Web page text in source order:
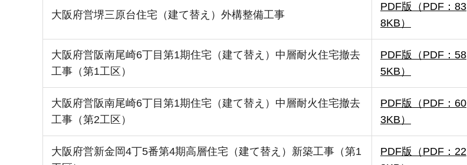
大阪府営堺三原台住宅（建て替え）外構整備工事
PDF版（PDF：83
8KB）
大阪府営阪南尾崎6丁目第1期住宅（建て替え）中層耐火住宅撤去
工事（第1工区）
PDF版（PDF：58
5KB）
大阪府営阪南尾崎6丁目第1期住宅（建て替え）中層耐火住宅撤去
工事（第2工区）
PDF版（PDF：60
3KB）
大阪府営新金岡4丁5番第4期高層住宅（建て替え）新築工事（第1
PDF版（PDF：22